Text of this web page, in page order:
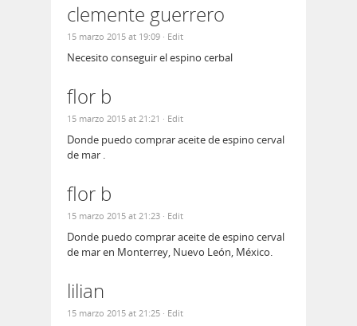
clemente guerrero
15 marzo 2015 at 19:09 · Edit
Necesito conseguir el espino cerbal
flor b
15 marzo 2015 at 21:21 · Edit
Donde puedo comprar aceite de espino cerval
de mar .
flor b
15 marzo 2015 at 21:23 · Edit
Donde puedo comprar aceite de espino cerval
de mar en Monterrey, Nuevo León, México.
lilian
15 marzo 2015 at 21:25 · Edit